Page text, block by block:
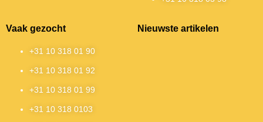
Vaak gezocht
+31 10 318 01 90
+31 10 318 01 92
+31 10 318 01 99
+31 10 318 0103
Nieuwste artikelen